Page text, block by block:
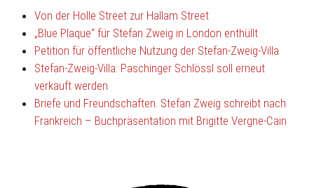
Von der Holle Street zur Hallam Street
„Blue Plaque“ für Stefan Zweig in London enthüllt
Petition für öffentliche Nutzung der Stefan-Zweig-Villa
Stefan-Zweig-Villa: Paschinger Schlössl soll erneut
verkauft werden
Briefe und Freundschaften. Stefan Zweig schreibt nach
Frankreich – Buchpräsentation mit Brigitte Vergne-Cain